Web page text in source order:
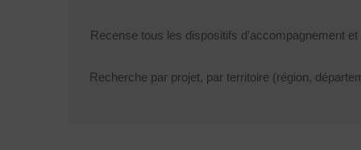
Recense tous les dispositifs d'accompagnement
Recherche par projet, par territoire (région,